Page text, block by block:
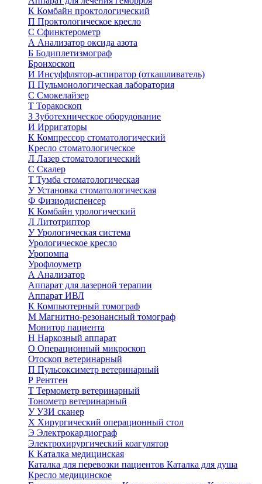
К Комбайн проктологический
П Проктологическое кресло
С Сфинктерометр
А Анализатор оксида азота
Б Бодиплетизмограф
Бронхоскоп
И Инсуффлятор-аспиратор (откашливатель)
П Пульмонологическая лаборатория
С Смокелайзер
Т Торакоскоп
З Зуботехническое оборудование
И Ирригаторы
К Компрессор стоматологический
Кресло стоматологическое
Л Лазер стоматологический
С Скалер
Т Тумба стоматологическая
УУстановка стоматологическая
Ф Физиодиспенсер
К Комбайн урологический
Л Литотриптор
УУрологическая система
Урологическое кресло
Уропомпа
Урофлоуметр
А Анализатор
Аппарат для лазерной терапии
Аппарат ИВЛ
К Компьютерный томограф
М Магнитно-резонансный томограф
Монитор пациента
Н Наркозный аппарат
О Операционный микроскоп
Отоскоп ветеринарный
П Пульсоксиметр ветеринарный
Р Рентген
Т Термометр ветеринарный
Тонометр ветеринарный
УУЗИ сканер
Х Хирургический операционный стол
Э Электрокардиограф
Электрохирургический коагулятор
К Каталка медицинская
Каталка для перевозки пациентов Каталка для душа
Кресло медицинское